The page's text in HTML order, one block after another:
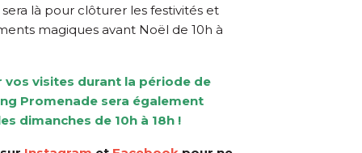
là pour clôturer les festivités et
magiques avant Noël de 10h à
vos visites durant la période de
Promenade sera également
dimanches de 10h à 18h !